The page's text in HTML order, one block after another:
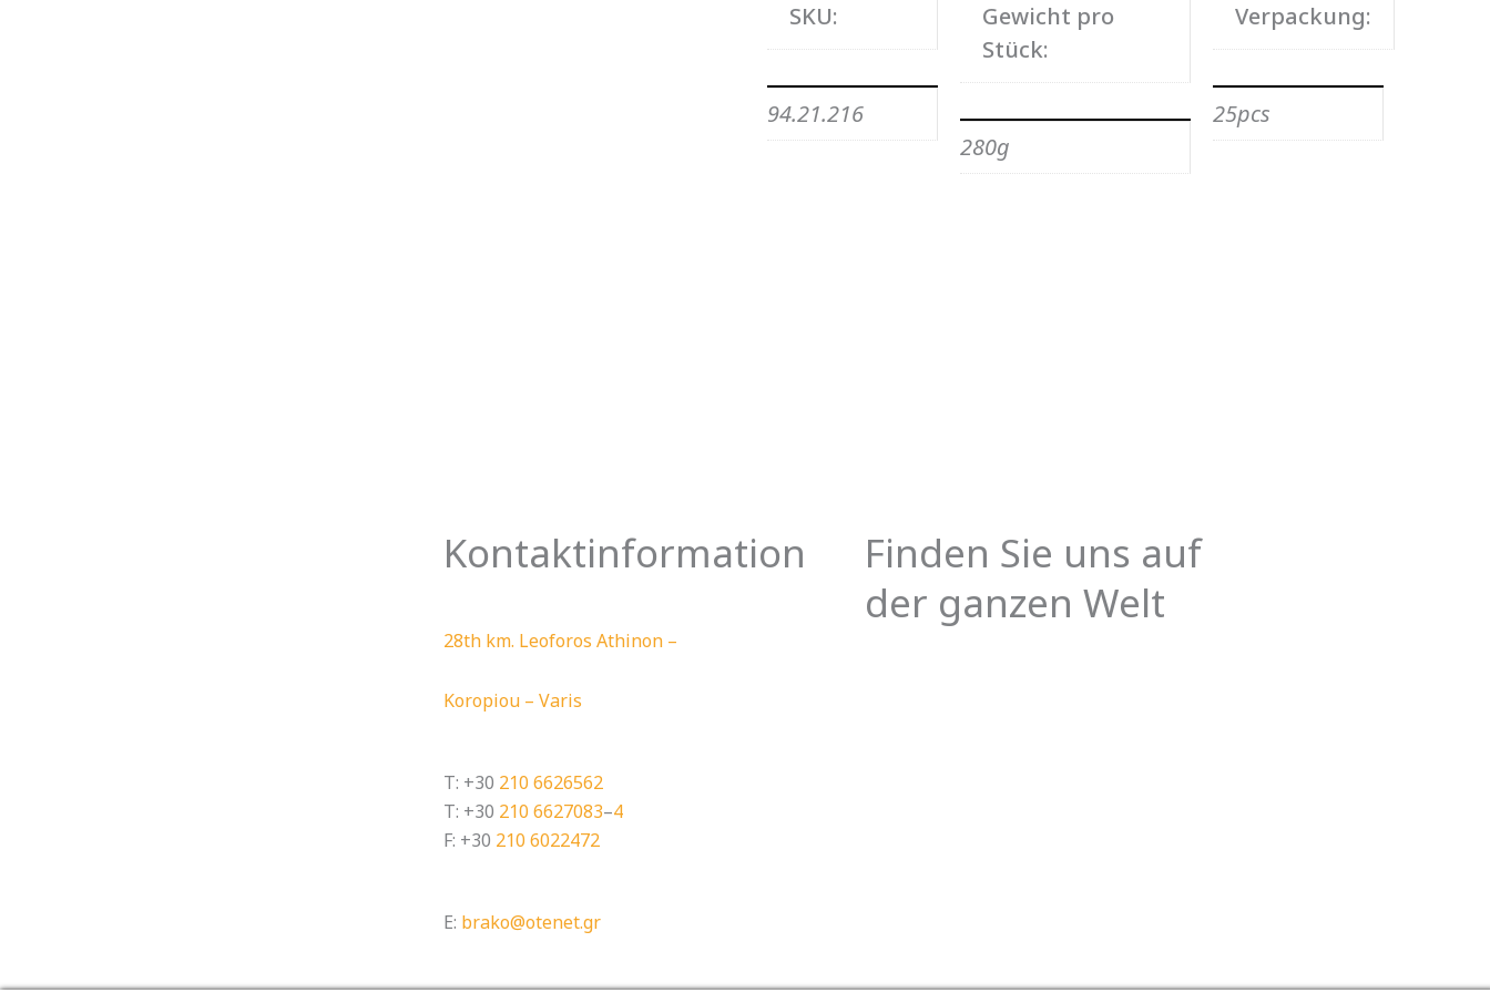
SKU:
94.21.216
Gewicht pro
Stück:
280g
Verpackung:
25pcs
Kontaktinformation
28th km. Leoforos Athinon –
Koropiou – Varis
T: +30 210 6626562
T: +30 210 6627083–4
F: +30 210 6022472
E: brako@otenet.gr
Finden Sie uns auf
der ganzen Welt